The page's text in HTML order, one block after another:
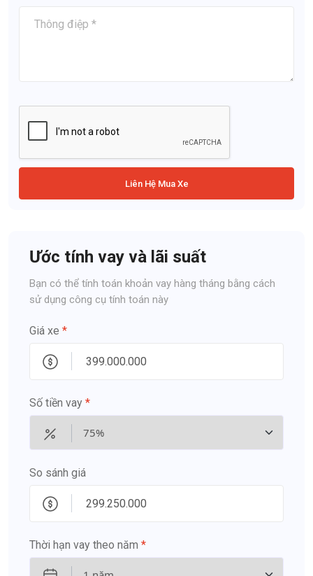
Liên Hệ Mua Xe
Ước tính vay và lãi suất
Bạn có thể tính toán khoản vay hàng tháng bằng cách
sử dụng công cụ tính toán này
Giá xe *
Số tiền vay *
So sánh giá
Thời hạn vay theo năm *